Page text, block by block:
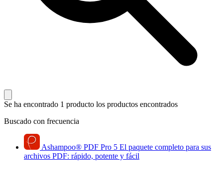
Se ha encontrado 1 producto los productos encontrados
Buscado con frecuencia
Ashampoo® PDF Pro 5 El paquete completo para sus
archivos PDF: rápido, potente y fácil